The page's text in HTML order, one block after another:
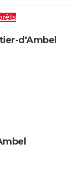
d'Ambel